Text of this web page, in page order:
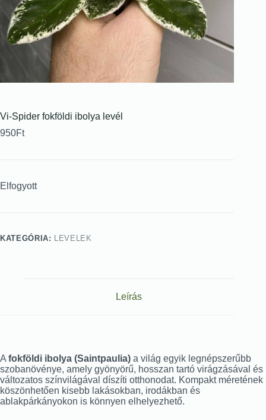
Vi-Spider fokföldi ibolya levél
950Ft
Elfogyott
KATEGÓRIA: LEVELEK
Leírás
A fokföldi ibolya (Saintpaulia) a világ egyik legnépszerűbb
szobanövénye, amely gyönyörű, hosszan tartó virágzásával és
változatos színvilágával díszíti otthonodat. Kompakt méretének
köszönhetően kisebb lakásokban, irodákban és
ablakpárkányokon is könnyen elhelyezhető.